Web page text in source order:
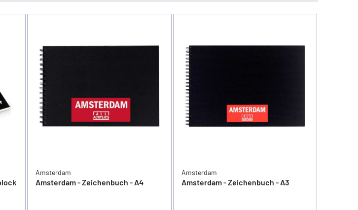
Amsterdam
Amsterdam - Zeichenbuch - A4
Amsterdam
Amsterdam - Zeichenbuch - A3